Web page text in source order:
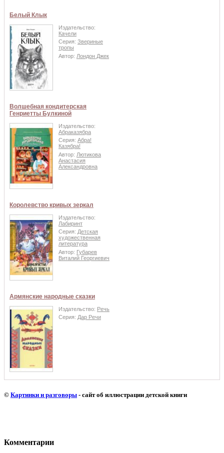
Белый Клык
Издательство:
Качели
Серия: Звериные
тропы
Автор: Лондон Джек
Волшебная кондитерская
Генриетты Булкиной
Издательство:
Абраказябра
Серия: Абра!
Казябра!
Автор: Лютикова
Анастасия
Александровна
Королевство кривых зеркал
Издательство:
Лабиринт
Серия: Детская
художественная
литература
Автор: Губарев
Виталий Георгиевич
Армянские народные сказки
Издательство: Речь
Серия: Дар Речи
© Картинки и разговоры - сайт об иллюстрации детской книги
Комментарии